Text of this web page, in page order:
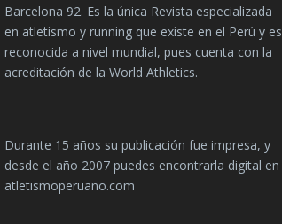
Barcelona 92. Es la única Revista especializada
en atletismo y running que existe en el Perú y es
reconocida a nivel mundial, pues cuenta con la
acreditación de la World Athletics.
Durante 15 años su publicación fue impresa, y
desde el año 2007 puedes encontrarla digital en
atletismoperuano.com